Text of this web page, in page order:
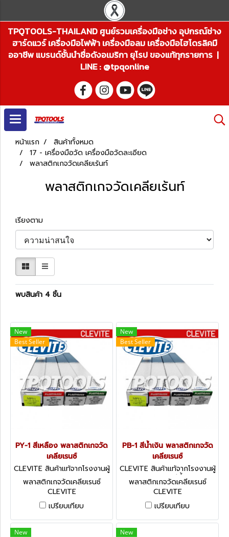
TPQTOOLS-THAILAND ศูนย์รวมเครื่องมือช่าง อุปกรณ์ช่าง
ฮาร์ดแวร์ เครื่องมือไฟฟ้า เครื่องมือลม เครื่องมือไฮโดรลิคมื
ออาชีพ แบรนด์ชั้นนำชื่อดังอเมริกา ยุโรป ของแท้ทุกรายการ |
LINE : @tpqonline
หน้าแรก
สินค้าทั้งหมด
17 - เครื่องมือวัด เครื่องมือวัดละเอียด
พลาสติกเกจวัดเคลียเร้นท์
พลาสติกเกจวัดเคลียเร้นท์
เรียงตาม
พบสินค้า 4 ชิ้น
New
Best Seller
PY-1 สีเหลือง พลาสติกเกจวัด
เคลียเรนซ์
CLEVITE สินค้าแท้จากโรงงานผู้
ผลิต PY-1
พลาสติกเกจวัดเคลียเรนซ์
CLEVITE
เปรียบเทียบ
New
Best Seller
PB-1 สีน้ำเงิน พลาสติกเกจวัด
เคลียเรนซ์
CLEVITE สินค้าแท้จากโรงงานผู้
ผลิต PB-1 สีน้ำเงิน
พลาสติกเกจวัดเคลียเรนซ์
CLEVITE
เปรียบเทียบ
New
New